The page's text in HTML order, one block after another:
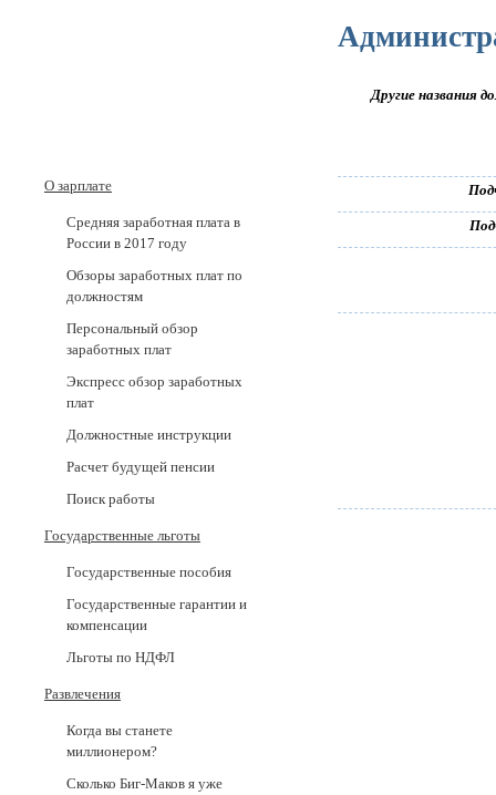
О зарплате
Средняя заработная плата в
России в 2017 годy
Обзоры заработных плат по
должностям
Персональный обзор
заработных плат
Экспресс обзор заработных
плат
Должностные инструкции
Расчет будущей пенсии
Поиск работы
Государственные льготы
Государственные пособия
Государственные гарантии и
компенсации
Льготы по НДФЛ
Развлечения
Когда вы станете
миллионером?
Сколько Биг-Маков я уже
Другие названия